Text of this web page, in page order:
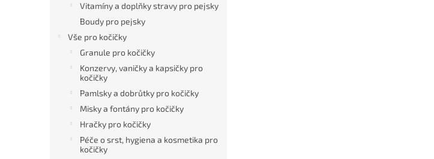
Vitamíny a doplňky stravy pro pejsky
Boudy pro pejsky
Vše pro kočičky
Granule pro kočičky
Konzervy, vaničky a kapsičky pro
kočičky
Pamlsky a dobrůtky pro kočičky
Misky a fontány pro kočičky
Hračky pro kočičky
Péče o srst, hygiena a kosmetika pro
kočičky